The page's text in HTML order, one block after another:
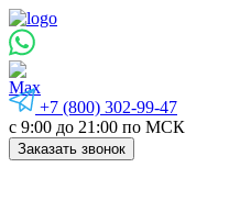
+7 (800) 302-99-47
с 9:00 до 21:00 по МСК
Заказать звонок